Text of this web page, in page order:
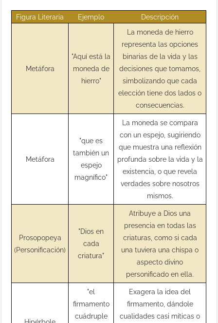
Figura Literaria Ejemplo Descripción
Metáfora
"Aquí está la
moneda de
hierro"
La moneda de hierro
representa las opciones
binarias de la vida y las
decisiones que tomamos,
simbolizando que cada
elección tiene dos lados o
consecuencias.
Metáfora
"que es
también un
espejo
magnífico"
La moneda se compara
con un espejo, sugiriendo
que muestra una reflexión
profunda sobre la vida y la
existencia, o que revela
verdades sobre nosotros
mismos.
Prosopopeya
(Personificación)
"Dios en
cada
criatura"
Atribuye a Dios una
presencia en todas las
criaturas, como si cada
una tuviera una chispa o
aspecto divino
personificado en ella.
"el
firmamento
cuádruple
Exagera la idea del
firmamento, dándole
cualidades casi míticas o